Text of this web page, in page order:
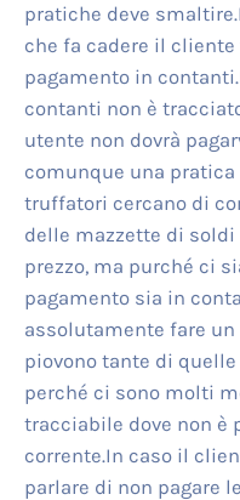
pratiche deve
che fa cadere il
pagamento in
contanti non è
utente non dovrà
comunque una
truffatori cercano di
delle mazzette di
prezzo, ma purché ci
pagamento sia in
assolutamente fare
piovono tante di
perché ci sono molti
tracciabile dove non è
corrente.In caso il
parlare di non pagare